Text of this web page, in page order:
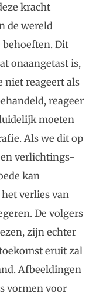
kracht
de wereld
Dit
onaangetast is,
niet reageert als
reageer
moeten
Als we dit op
verlichtings-
kan
verlies van
De volgers
zijn echter
eruit zal
Afbeeldingen
vormen voor